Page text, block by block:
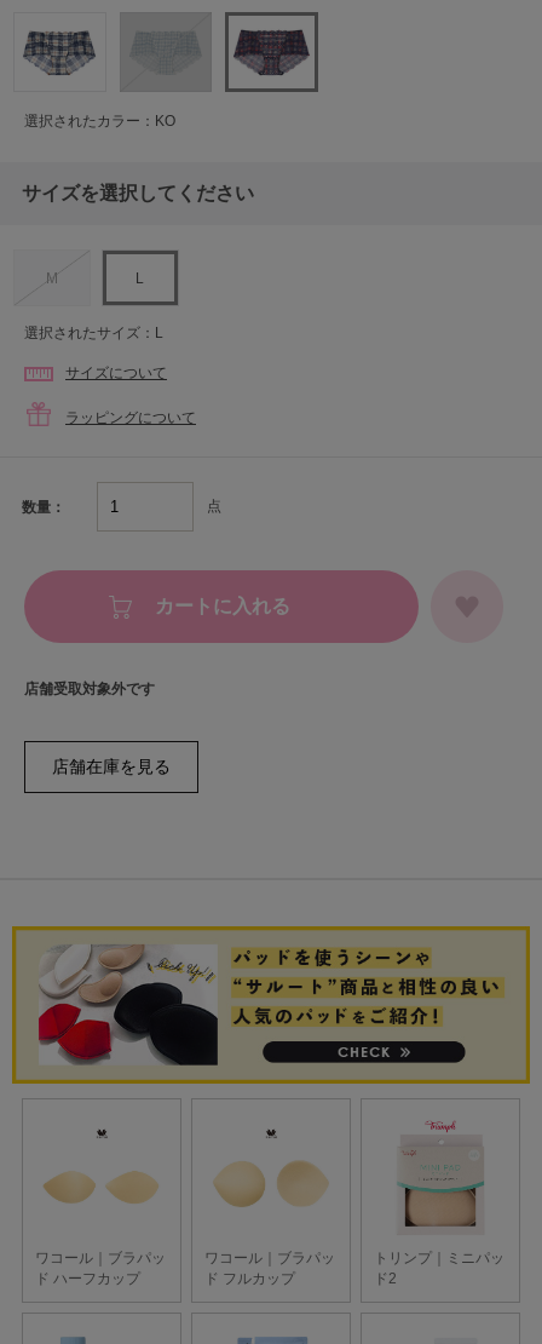
選択されたカラー：KO
サイズを選択してください
M L
選択されたサイズ：L
サイズについて
ラッピングについて
数量： 点
カートに入れる
店舗受取対象外です